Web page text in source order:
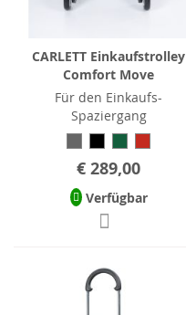
CARLETT Einkaufstrolley
Comfort Move
Für den Einkaufs-
Spaziergang
€ 289,00
Verfügbar